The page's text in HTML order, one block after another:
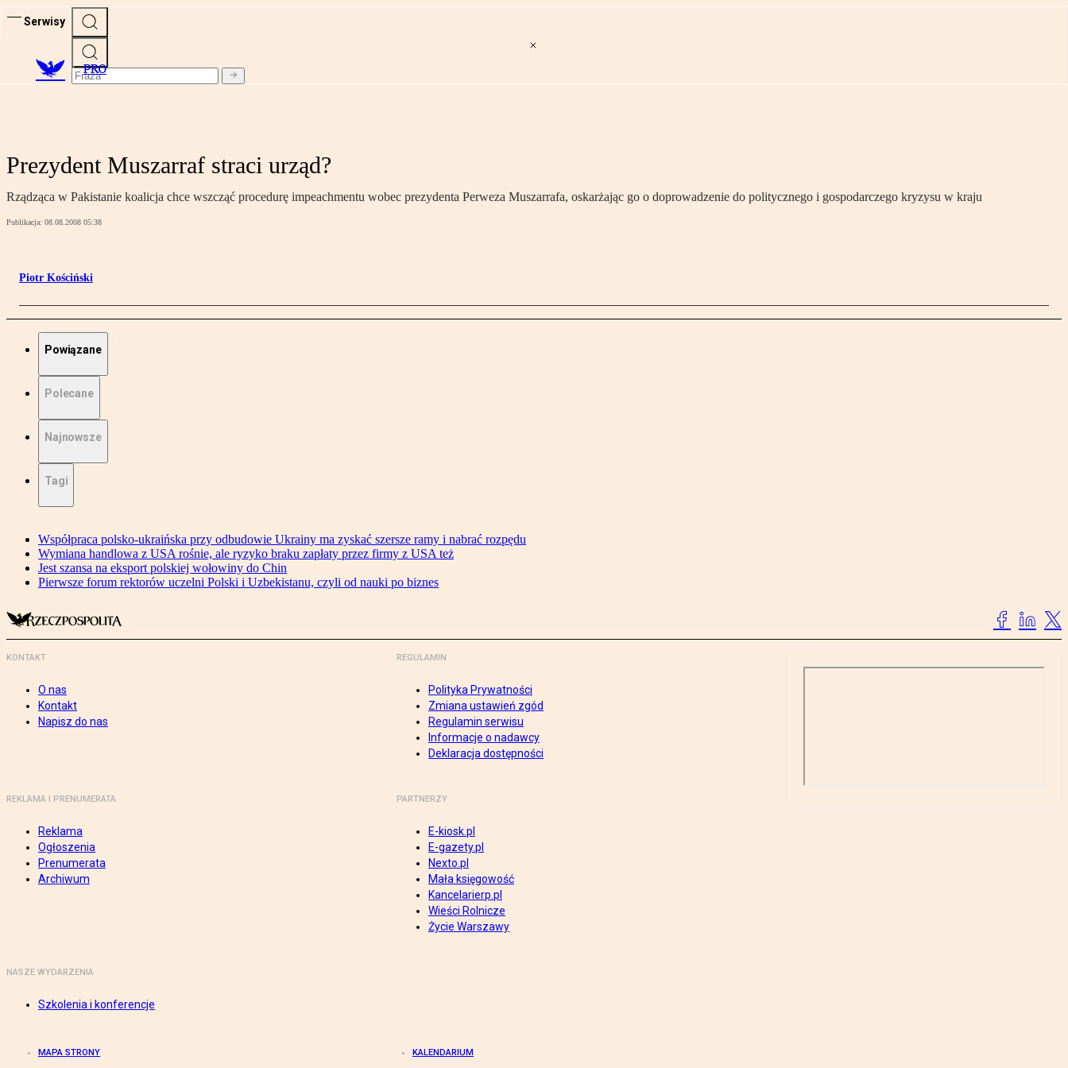
Serwisy
PRO
Prezydent Muszarraf straci urząd?
Rządząca w Pakistanie koalicja chce wszcząć procedurę impeachmentu wobec prezydenta Perweza Muszarrafa, oskarżając go o doprowadzenie do politycznego i gospodarczego kryzysu w kraju
Publikacja: 08.08.2008 05:38
Piotr Kościński
Powiązane
Polecane
Najnowsze
Tagi
Współpraca polsko-ukraińska przy odbudowie Ukrainy ma zyskać szersze ramy i nabrać rozpędu
Wymiana handlowa z USA rośnie, ale ryzyko braku zapłaty przez firmy z USA też
Jest szansa na eksport polskiej wołowiny do Chin
Pierwsze forum rektorów uczelni Polski i Uzbekistanu, czyli od nauki po biznes
KONTAKT
O nas
Kontakt
Napisz do nas
REGULAMIN
Polityka Prywatności
Zmiana ustawień zgód
Regulamin serwisu
Informacje o nadawcy
Deklaracja dostępności
REKLAMA I PRENUMERATA
Reklama
Ogłoszenia
Prenumerata
Archiwum
PARTNERZY
E-kiosk.pl
E-gazety.pl
Nexto.pl
Mała księgowość
Kancelarierp.pl
Wieści Rolnicze
Życie Warszawy
NASZE WYDARZENIA
Szkolenia i konferencje
MAPA STRONY KALENDARIUM